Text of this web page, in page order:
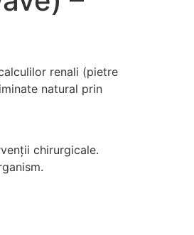
renali (pietre
natural prin
chirurgicale.